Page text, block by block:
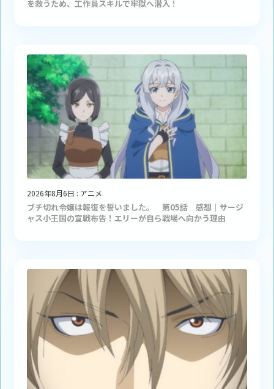
を救うため、工作員スキルで牢獄へ潜入！
2026年8月6日 : アニメ
ブチ切れ令嬢は報復を誓いました。 第05話 感想｜サージ
ャス小王国の宣戦布告！エリーが自ら戦場へ向かう理由